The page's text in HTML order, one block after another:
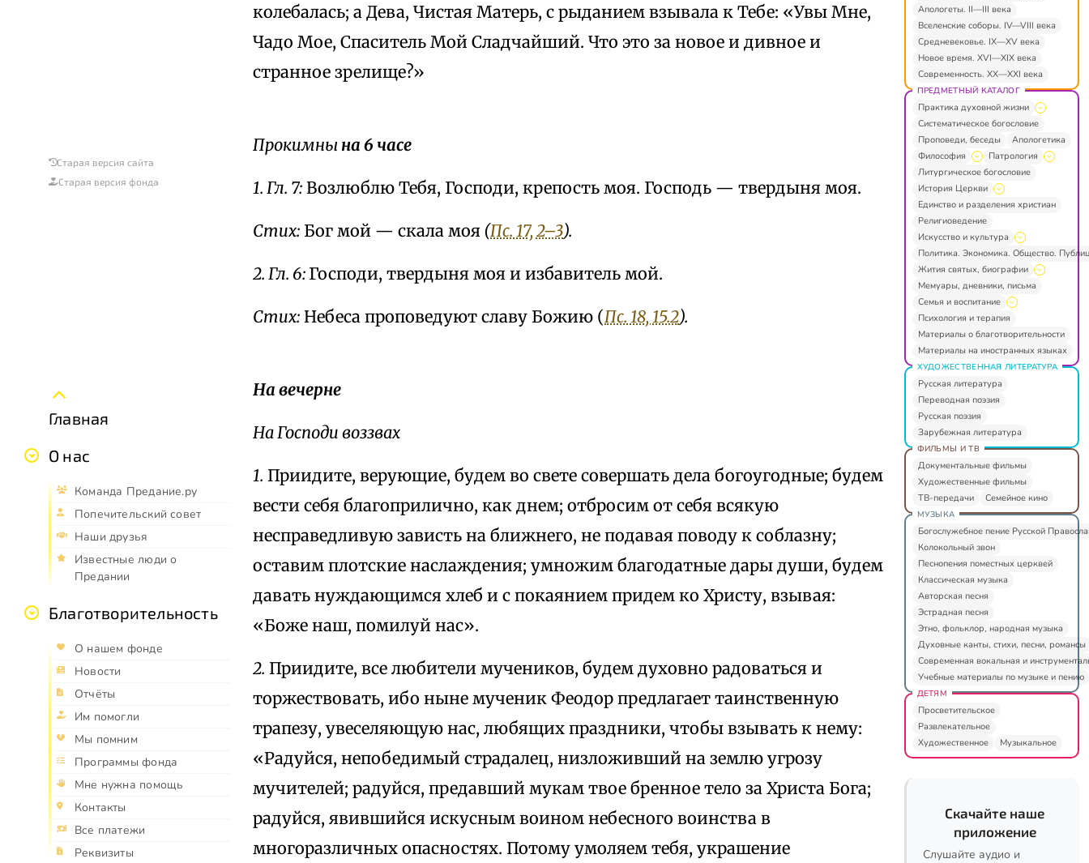
Старая версия сайта
Старая версия фонда
Главная
О нас
Команда Предание.ру
Попечительский совет
Наши друзья
Известные люди о
Предании
Благотворительность
О нашем фонде
Новости
Отчёты
Им помогли
Мы помним
Программы фонда
Мне нужна помощь
Контакты
Все платежи
Реквизиты
колебалась; а Дева, Чистая Матерь, с рыданием взывала к Тебе: «Увы Мне,
Чадо Мое, Спаситель Мой Сладчайший. Что это за новое и дивное и
странное зрелище?»
Прокимны на 6 часе
1. Гл. 7: Возлюблю Тебя, Господи, крепость моя. Господь — твердыня моя.
Стих: Бог мой — скала моя (Пс. 17, 2–3).
2. Гл. 6: Господи, твердыня моя и избавитель мой.
Стих: Небеса проповедуют славу Божию (Пс. 18, 15.2).
На вечерне
На Господи воззвах
1. Приидите, верующие, будем во свете совершать дела богоугодные; будем
вести себя благоприлично, как днем; отбросим от себя всякую
несправедливую зависть на ближнего, не подавая поводу к соблазну;
оставим плотские наслаждения; умножим благодатные дары души, будем
давать нуждающимся хлеб и с покаянием придем ко Христу, взывая:
«Боже наш, помилуй нас».
2. Приидите, все любители мучеников, будем духовно радоваться и
торжествовать, ибо ныне мученик Феодор предлагает таинственную
трапезу, увеселяющую нас, любящих праздники, чтобы взывать к нему:
«Радуйся, непобедимый страдалец, низложивший на землю угрозу
мучителей; радуйся, предавший мукам твое бренное тело за Христа Бога;
радуйся, явившийся искусным воином небесного воинства в
многоразличных опасностях. Потому умоляем тебя, украшение
Апологеты. II—III века
Вселенские соборы. IV—VIII века
Средневековье. IX—XV века
Новое время. XVI—XIX века
Современность. XX—XXI века
ПРЕДМЕТНЫЙ КАТАЛОГ
Практика духовной жизни
Систематическое богословие
Проповеди, беседы
Апологетика
Философия
Патрология
Литургическое богословие
История Церкви
Единство и разделения христиан
Религиоведение
Искусство и культура
Политика. Экономика. Общество.
Жития святых, биографии
Мемуары, дневники, письма
Семья и воспитание
Психология и терапия
Материалы о благотворительности
Материалы на иностранных языках
ХУДОЖЕСТВЕННАЯ ЛИТЕРАТУРА
Русская литература
Переводная поэзия
Русская поэзия
Зарубежная литература
ФИЛЬМЫ И ТВ
Документальные фильмы
Художественные фильмы
ТВ-передачи
Семейное кино
МУЗЫКА
Богослужебное пение Русской
Колокольный звон
Песнопения поместных церквей
Классическая музыка
Авторская песня
Эстрадная песня
Этно, фольклор, народная музыка
Духовные канты, стихи, песни, романсы
Современная вокальная и
Учебные материалы по музыке и пению
ДЕТЯМ
Просветительское
Развлекательное
Художественное
Музыкальное
Скачайте наше
приложение
Слушайте аудио и